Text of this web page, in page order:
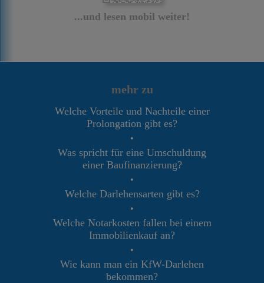
...und lesen mobil weiter!
mehr zu
Welche Vorteile und Nachteile einer
Prolongation gibt es?
•
Was spricht für eine Umschuldung
einer Baufinanzierung?
•
Welche Darlehensarten gibt es?
•
Welche Notarkosten fallen bei einem
Immobilienkauf an?
•
Wie kann man ein KfW-Darlehen
bekommen?